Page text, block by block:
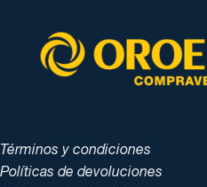
Términos y condiciones
Políticas de devoluciones